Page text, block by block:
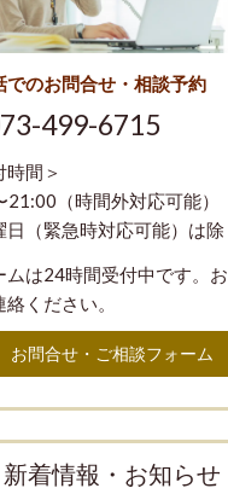
でのお問合せ・相談予約
499-6715
時間＞
21:00（時間外対応可能）
（緊急時対応可能）は除
ムは24時間受付中です。
絡ください。
お問合せ・ご相談フォーム
新着情報・お知らせ